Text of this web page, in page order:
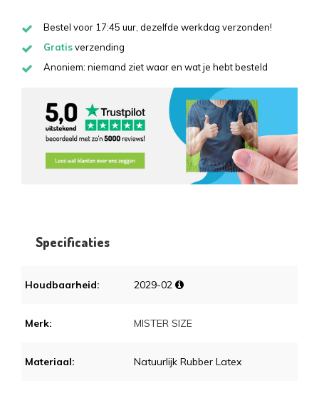
Bestel voor 17:45 uur, dezelfde werkdag verzonden!
Gratisverzending
Anoniem: niemand ziet waar en wat je hebt besteld
Specificaties
Houdbaarheid: 2029-02
Merk: MISTER SIZE
Materiaal: Natuurlijk Rubber Latex